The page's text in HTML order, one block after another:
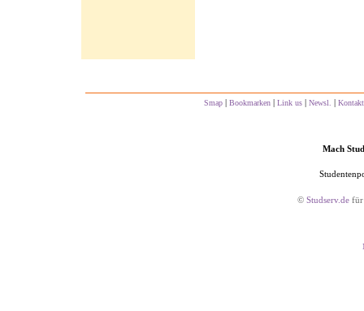
Smap | Bookmarken | Link us | Newsl. | Kontakt
Mach
© Studserv.de für